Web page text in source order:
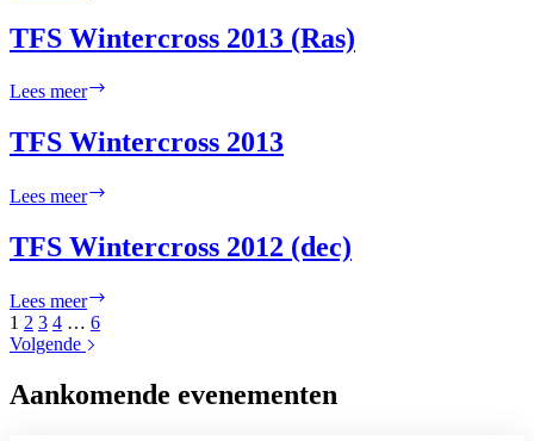
2013
TFS Wintercross 2013 (Ras)
Lees meer
2013
(Ras)
TFS Wintercross 2013
Lees meer
TFS Wintercross 2012 (dec)
Lees meer
1 2 3 4 … 6
Volgende
Aankomende evenementen